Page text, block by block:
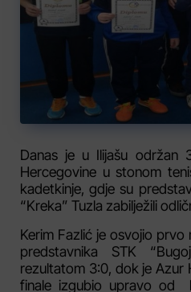
Danas je u Ilijašu održan
Hercegovine u stonom
kadetkinje, gdje su
“Kreka” Tuzla zabilježili
Kerim Fazlić je osvojio
predstavnika STK
rezultatom 3:0, dok je Azur
finale izgubio upravo od